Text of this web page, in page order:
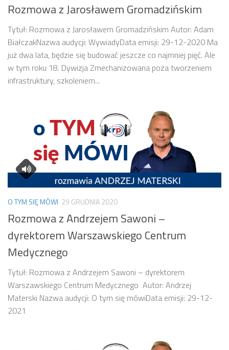
Rozmowa z Jarosławem Gromadzińskim
Tytuł: Rozmowa z Jarosławem Gromadzińskim Autor: Adam
BiałczakNazwa audycji: WywiadyData emisji: 29-12-2020 Ma
już dwa lata, będzie się budować jeszcze co najmniej pięć. Ale
w tym roku 18. Dywizja Zmechanizowana poza tworzeniem
infrastruktury, szkoleniem...
O TYM SIĘ MÓWI 29 GRUDNIA 2020
Rozmowa z Andrzejem Sawoni –
dyrektorem Warszawskiego Centrum
Medycznego
Tytuł: Rozmowa z Andrzejem Sawoni – dyrektorem
Warszawskiego Centrum Medycznego Autor: Andrzej
Materski Nazwa audycji: O tym się mówiData emisji: 29-12-
2021